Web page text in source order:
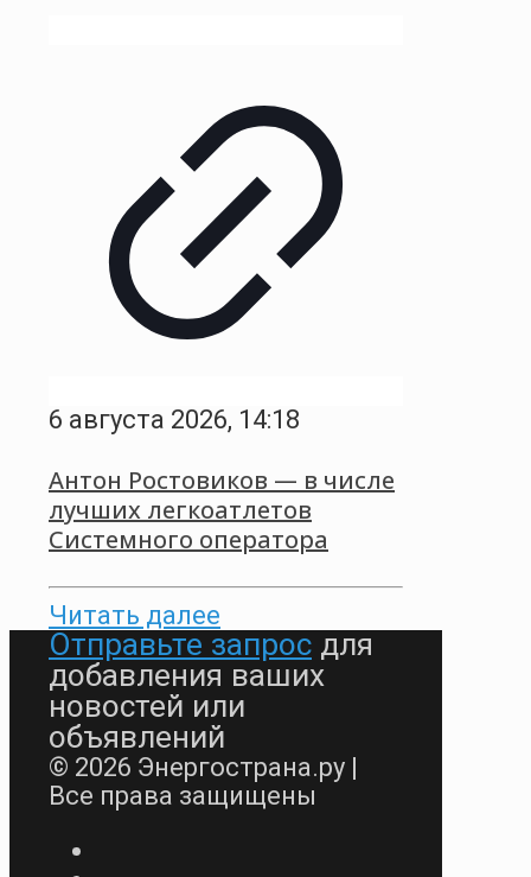
6 августа 2026, 14:18
Антон Ростовиков — в числе
лучших легкоатлетов
Системного оператора
Читать далее
Отправьте запрос для
добавления ваших
новостей или
объявлений
© 2026 Энергострана.ру |
Все права защищены